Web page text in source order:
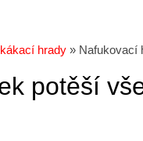
hrady » Nafukovací
potěší